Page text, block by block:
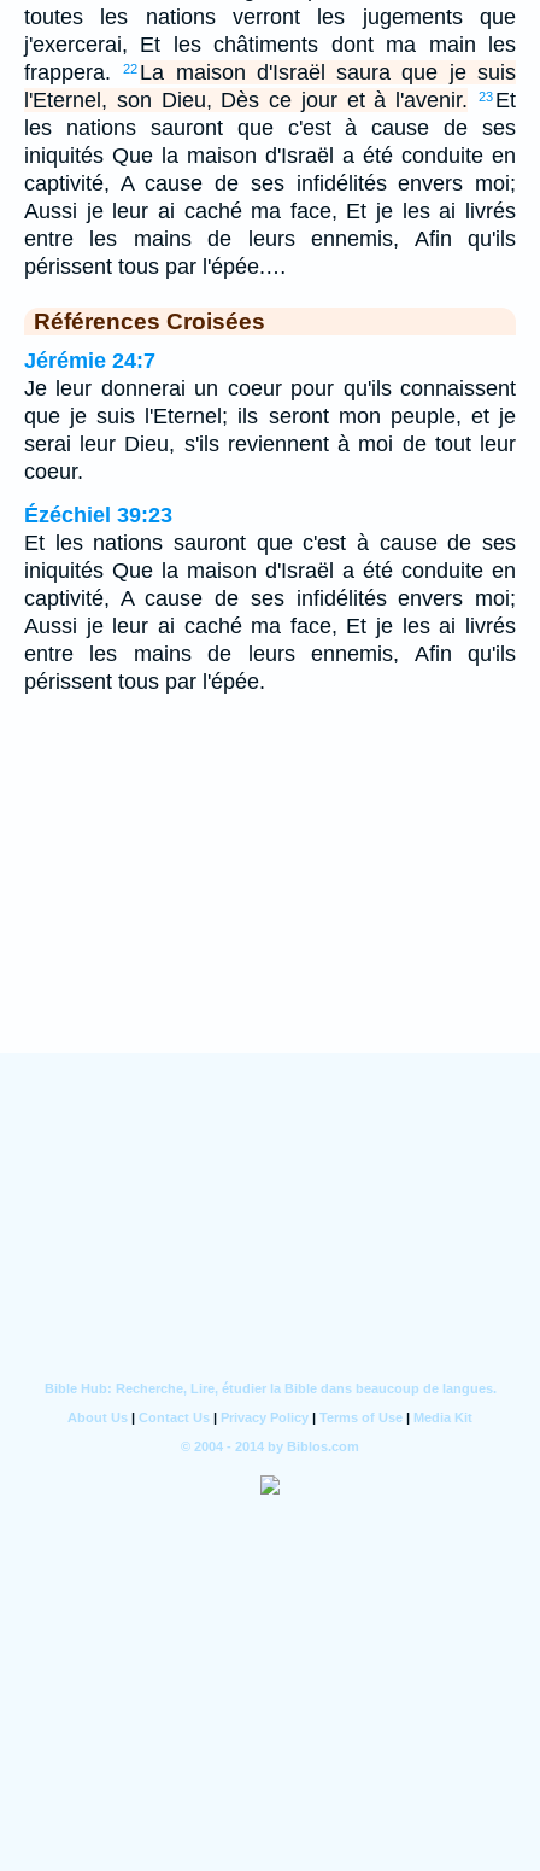
toutes les nations verront les jugements que
j'exercerai, Et les châtiments dont ma main les
frappera.
22 La maison d'Israël saura que je suis
l'Eternel, son Dieu, Dès ce jour et à l'avenir.
23 Et
les nations sauront que c'est à cause de ses
iniquités Que la maison d'Israël a été conduite en
captivité, A cause de ses infidélités envers moi;
Aussi je leur ai caché ma face, Et je les ai livrés
entre les mains de leurs ennemis, Afin qu'ils
périssent tous par l'épée.…
Références Croisées
Jérémie 24:7
Je leur donnerai un coeur pour qu'ils connaissent
que je suis l'Eternel; ils seront mon peuple, et je
serai leur Dieu, s'ils reviennent à moi de tout leur
coeur.
Ézéchiel 39:23
Et les nations sauront que c'est à cause de ses
iniquités Que la maison d'Israël a été conduite en
captivité, A cause de ses infidélités envers moi;
Aussi je leur ai caché ma face, Et je les ai livrés
entre les mains de leurs ennemis, Afin qu'ils
périssent tous par l'épée.